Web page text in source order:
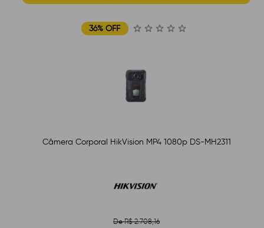
36% OFF
Câmera Corporal HikVision MP4 1080p DS-MH2311
De R$ 2.708,16